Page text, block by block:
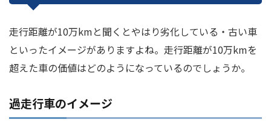
走行距離が10万kmと聞くとやはり劣化している・古い車
といったイメージがありますよね。走行距離が10万kmを
超えた車の価値はどのようになっているのでしょうか。
過走行車のイメージ